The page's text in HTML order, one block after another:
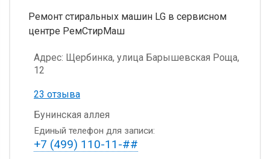
Ремонт стиральных машин LG в сервисном
центре РемСтирМаш
Адрес: Щербинка, улица Барышевская Роща,
12
23 отзыва
Бунинская аллея
Единый телефон для записи:
+7 (499) 110-11-##